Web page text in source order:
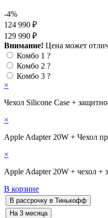
-4%
124 990 ₽
129 990 ₽
Внимание! Цена может
Комбо 1 ?
Комбо 2 ?
Комбо 3 ?
×
Чехол Silicone Case +
×
Apple Adapter 20W + Чехол
×
Apple Adapter 20W + чехол +
В корзине